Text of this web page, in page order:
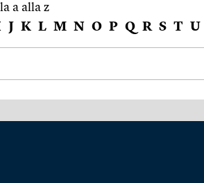
a alla z
J K L M N O P Q R S T U